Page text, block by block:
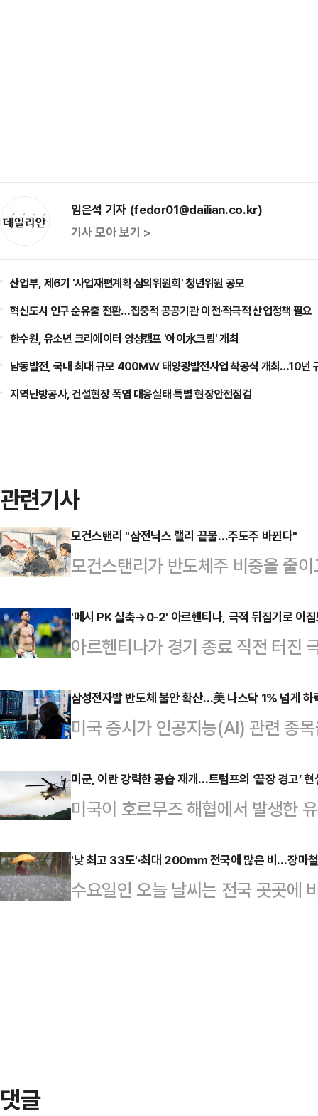
임은석 기자 (fedor01@dailian.co.kr)
기사 모아 보기 >
산업부, 제6기 '사업재편계획 심의위원회' 청년위원 공모
혁신도시 인구 순유출 전환…집중적 공공기관 이전·적극적 산업정책 필요
한수원, 유소년 크리에이터 양성캠프 '아이水크림' 개최
남동발전, 국내 최대 규모 400㎿ 태양광발전사업 착공식 개최…10년
지역난방공사, 건설현장 폭염 대응실태 특별 현장안전점검
관련기사
모건스탠리 "삼전닉스 랠리 끝물…주도주 바뀐다"
모건스탠리가 반도체주 비중을 줄
했다.인공지능(AI) 투자 확대의 최
로는 상승 동력을 상당 부분 소진
르면 모건스탠리는 최근 고객들에
이닉스, 마이크론 등 메모리 반도체
로소프트, 메타플랫폼 등 하이퍼스
다.모건스탠리는 그동안 반도체 업
차 둔화되고 있다는 점을 가장 …
'메시 PK 실축→0-2' 아르헨티나, 극적 뒤집기로 이
아르헨티나가 경기 종료 직전 터진
드컵 8강 진출권을 따냈다.아르헨
랜타 스타디움에서 열린 이집트와
드컵’ 16강전에서 먼저 두 골을 내
3-2 대역전승을 거뒀다.출발은 불
트피스 수비에서 허점을 드러내며
아가 올린 크로스를 야세르 이브라
헨티나의 골망을 …
삼성전자발 반도체 불안 확산…美 나스닥 1% 넘게 하
미국 증시가 인공지능(AI) 관련 종
일제히 하락했다. 7일(현지시간)
에서 전통적인 우량주로 구성된 다
트(0.32%) 내린 5만2887.47에
지수는 33.68포인트(0.45%) 내
나스닥종합지수는 302.47포인트
마쳤다.AI 반도체주는 일제히 급락
미군, 이란 강력한 공습 재개…트럼프의 ‘끝장 경고’ 현
미국이 호르무즈 해협에서 발생한
습을 시작했다.미국 전쟁부(국방
면 미군은 7일(현지시간) 이란 남부
슬람혁명수비대(IRGC) 관련 군사
이번 공격은 전날 호르무즈 해협 인
'낮 최고 33도'·최대 200㎜ 전국에 많은 비…장마철
수요일인 오늘 날씨는 전국 곳곳에
으로 폭우가 쏟아지겠다.기상청은
댓글